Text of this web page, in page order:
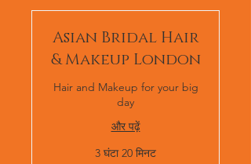
Asian Bridal Hair
& Makeup London
Hair and Makeup for your big
day
और पढ़ें
3 घंटा 20 मिनट